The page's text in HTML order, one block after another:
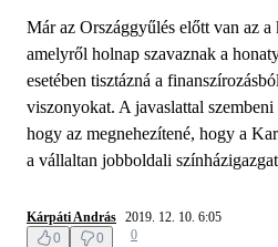
Már az Országgyűlés előtt van az
amelyről holnap szavaznak a
esetében tisztázná a
viszonyokat. A javaslattal
hogy az megnehezítené, hogy a
a vállaltan jobboldali
Kárpáti András 2019. 12. 10. 6:05
0
0 0